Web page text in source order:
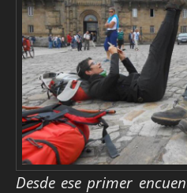
Desde ese primer